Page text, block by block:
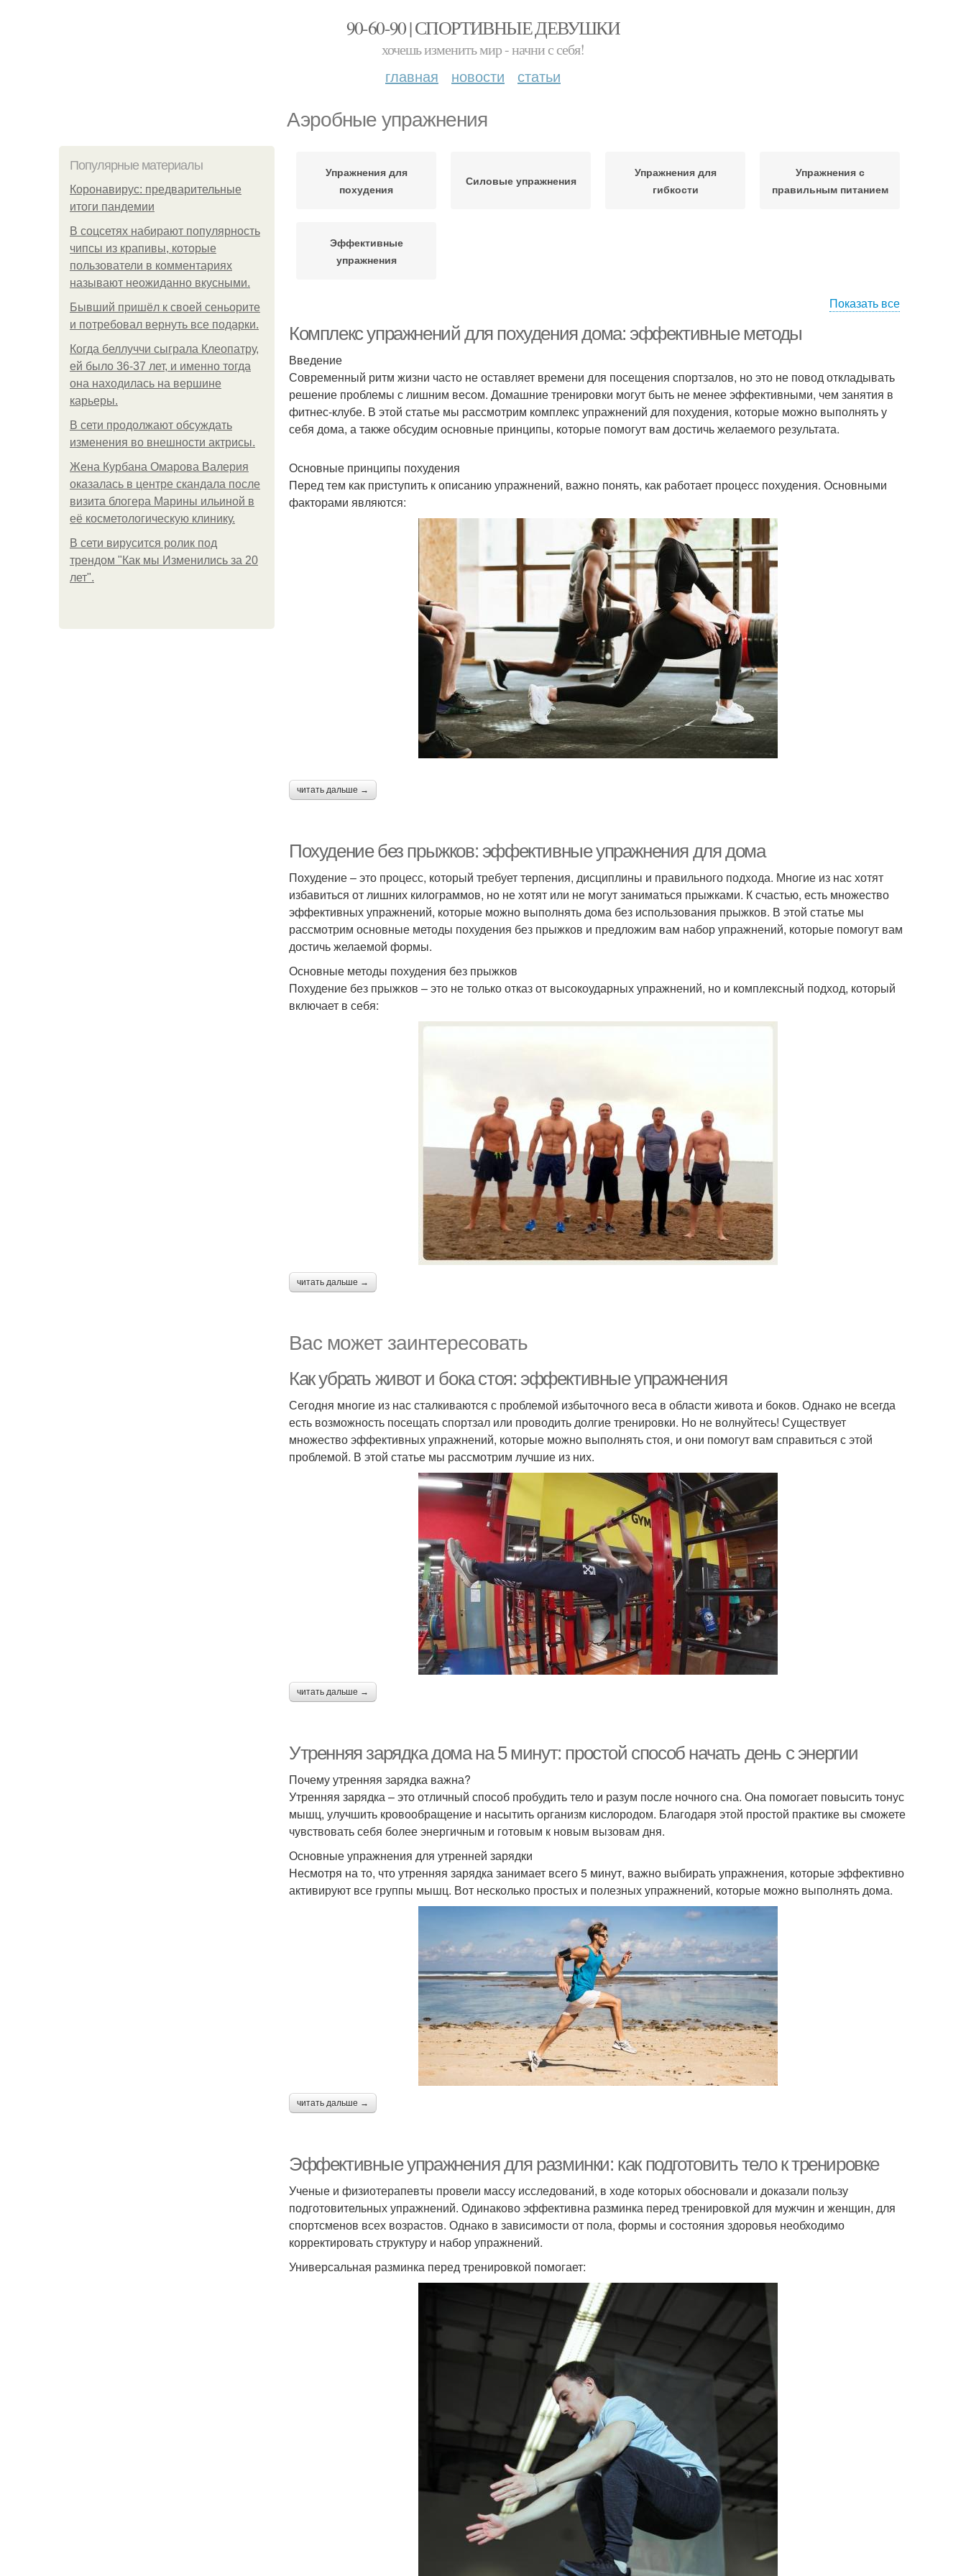
90-60-90 | СПОРТИВНЫЕ ДЕВУШКИ
хочешь изменить мир - начни с себя!
главная новости статьи
Аэробные упражнения
Популярные материалы
Коронавирус: предварительные
итоги пандемии
В соцсетях набирают популярность
чипсы из крапивы, которые
пользователи в комментариях
называют неожиданно вкусными.
Бывший пришёл к своей сеньорите
и потребовал вернуть все подарки.
Когда беллуччи сыграла Клеопатру,
ей было 36-37 лет, и именно тогда
она находилась на вершине
карьеры.
В сети продолжают обсуждать
изменения во внешности актрисы.
Жена Курбана Омарова Валерия
оказалась в центре скандала после
визита блогера Марины ильиной в
её косметологическую клинику.
В сети вирусится ролик под
трендом "Как мы Изменились за 20
лет".
Упражнения для
похудения
Силовые упражнения
Упражнения для
гибкости
Упражнения с
правильным питанием
Эффективные
упражнения
Показать все
Комплекс упражнений для похудения дома: эффективные методы
Введение
Современный ритм жизни часто не оставляет времени для посещения спортзалов, но это не повод откладывать
решение проблемы с лишним весом. Домашние тренировки могут быть не менее эффективными, чем занятия в
фитнес-клубе. В этой статье мы рассмотрим комплекс упражнений для похудения, которые можно выполнять у
себя дома, а также обсудим основные принципы, которые помогут вам достичь желаемого результата.
Основные принципы похудения
Перед тем как приступить к описанию упражнений, важно понять, как работает процесс похудения. Основными
факторами являются:
читать дальше →
Похудение без прыжков: эффективные упражнения для дома
Похудение – это процесс, который требует терпения, дисциплины и правильного подхода. Многие из нас хотят
избавиться от лишних килограммов, но не хотят или не могут заниматься прыжками. К счастью, есть множество
эффективных упражнений, которые можно выполнять дома без использования прыжков. В этой статье мы
рассмотрим основные методы похудения без прыжков и предложим вам набор упражнений, которые помогут вам
достичь желаемой формы.
Основные методы похудения без прыжков
Похудение без прыжков – это не только отказ от высокоударных упражнений, но и комплексный подход, который
включает в себя:
читать дальше →
Вас может заинтересовать
Как убрать живот и бока стоя: эффективные упражнения
Сегодня многие из нас сталкиваются с проблемой избыточного веса в области живота и боков. Однако не всегда
есть возможность посещать спортзал или проводить долгие тренировки. Но не волнуйтесь! Существует
множество эффективных упражнений, которые можно выполнять стоя, и они помогут вам справиться с этой
проблемой. В этой статье мы рассмотрим лучшие из них.
читать дальше →
Утренняя зарядка дома на 5 минут: простой способ начать день с энергии
Почему утренняя зарядка важна?
Утренняя зарядка – это отличный способ пробудить тело и разум после ночного сна. Она помогает повысить тонус
мышц, улучшить кровообращение и насытить организм кислородом. Благодаря этой простой практике вы сможете
чувствовать себя более энергичным и готовым к новым вызовам дня.
Основные упражнения для утренней зарядки
Несмотря на то, что утренняя зарядка занимает всего 5 минут, важно выбирать упражнения, которые эффективно
активируют все группы мышц. Вот несколько простых и полезных упражнений, которые можно выполнять дома.
читать дальше →
Эффективные упражнения для разминки: как подготовить тело к тренировке
Ученые и физиотерапевты провели массу исследований, в ходе которых обосновали и доказали пользу
подготовительных упражнений. Одинаково эффективна разминка перед тренировкой для мужчин и женщин, для
спортсменов всех возрастов. Однако в зависимости от пола, формы и состояния здоровья необходимо
корректировать структуру и набор упражнений.
Универсальная разминка перед тренировкой помогает: